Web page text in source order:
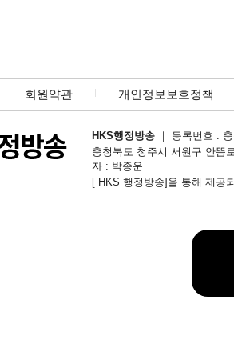
회원약관 개인정보보호정책
HKS행정방송 ｜ 등록번호 :
충청북도 청주시 서원구 안뜸
자 : 박종운
[ HKS 행정방송]을 통해 제공